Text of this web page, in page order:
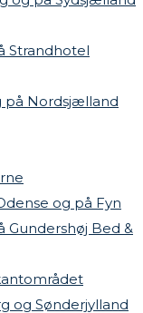
Strandhotel
på Nordsjælland
og på Fyn
Gundershøj Bed &
og Sønderjylland